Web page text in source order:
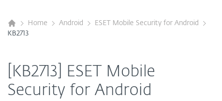
Home Android
ESET Mobile Security for Android
KB2713
[KB2713] ESET Mobile
Security for Android